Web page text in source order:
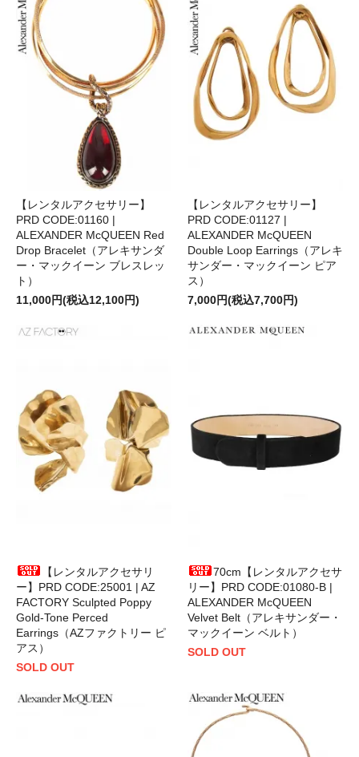
【レンタルアクセサリー】
PRD CODE:01160 |
ALEXANDER McQUEEN Red
Drop Bracelet（アレキサンダ
ー・マックイーン ブレスレッ
ト）
11,000円(税込12,100円)
【レンタルアクセサリー】
PRD CODE:01127 |
ALEXANDER McQUEEN
Double Loop Earrings（アレキ
サンダー・マックイーン ピア
ス）
7,000円(税込7,700円)
【レンタルアクセサリ
ー】PRD CODE:25001 | AZ
FACTORY Sculpted Poppy
Gold-Tone Perced
Earrings（AZファクトリー ピ
アス）
SOLD OUT
70cm【レンタルアクセサ
リー】PRD CODE:01080-B |
ALEXANDER McQUEEN
Velvet Belt（アレキサンダー・
マックイーン ベルト）
SOLD OUT